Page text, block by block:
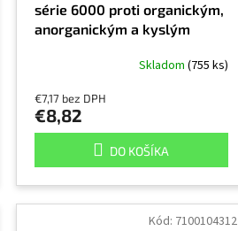
série 6000 proti organickým,
anorganickým a kyslým
Skladom (755 ks)
€7,17 bez DPH
€8,82
DO KOŠÍKA
Kód: 7100104312